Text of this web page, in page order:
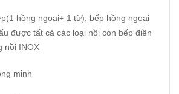
hồng ngoại+ 1 từ), bếp hồng ngoại
được tất cả các loại nồi còn bếp điền
nồi INOX
minh